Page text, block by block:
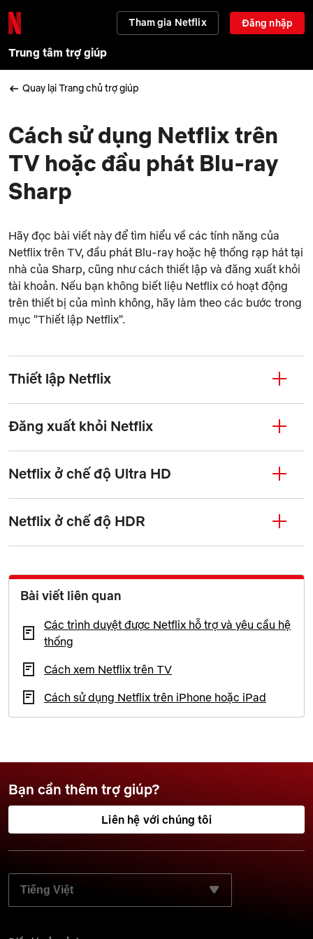
Tham gia Netflix Đăng nhập
Trung tâm trợ giúp
Quay lại Trang chủ trợ giúp
Cách sử dụng Netflix trên
TV hoặc đầu phát Blu-ray
Sharp
Hãy đọc bài viết này để tìm hiểu về các tính năng của
Netflix trên TV, đầu phát Blu-ray hoặc hệ thống rạp hát tại
nhà của Sharp, cũng như cách thiết lập và đăng xuất khỏi
tài khoản. Nếu bạn không biết liệu Netflix có hoạt động
trên thiết bị của mình không, hãy làm theo các bước trong
mục "Thiết lập Netflix".
Thiết lập Netflix
Đăng xuất khỏi Netflix
Netflix ở chế độ Ultra HD
Netflix ở chế độ HDR
Bài viết liên quan
Các trình duyệt được Netflix hỗ trợ và yêu cầu hệ
thống
Cách xem Netflix trên TV
Cách sử dụng Netflix trên iPhone hoặc iPad
Bạn cần thêm trợ giúp?
Liên hệ với chúng tôi
CHỌN NGÔN NGỮ ƯU TIÊN: